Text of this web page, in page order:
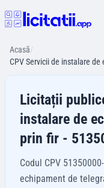
Acasă/
CPV Servicii de instalare
Licitații
instalare de
prin fir -
Codul CPV
echipament de